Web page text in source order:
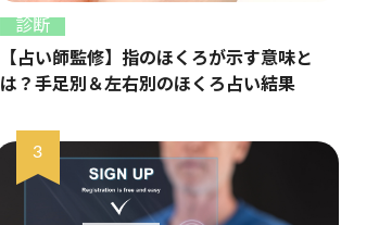
診断
【占い師監修】指のほくろが示す意味と
は？手足別＆左右別のほくろ占い結果